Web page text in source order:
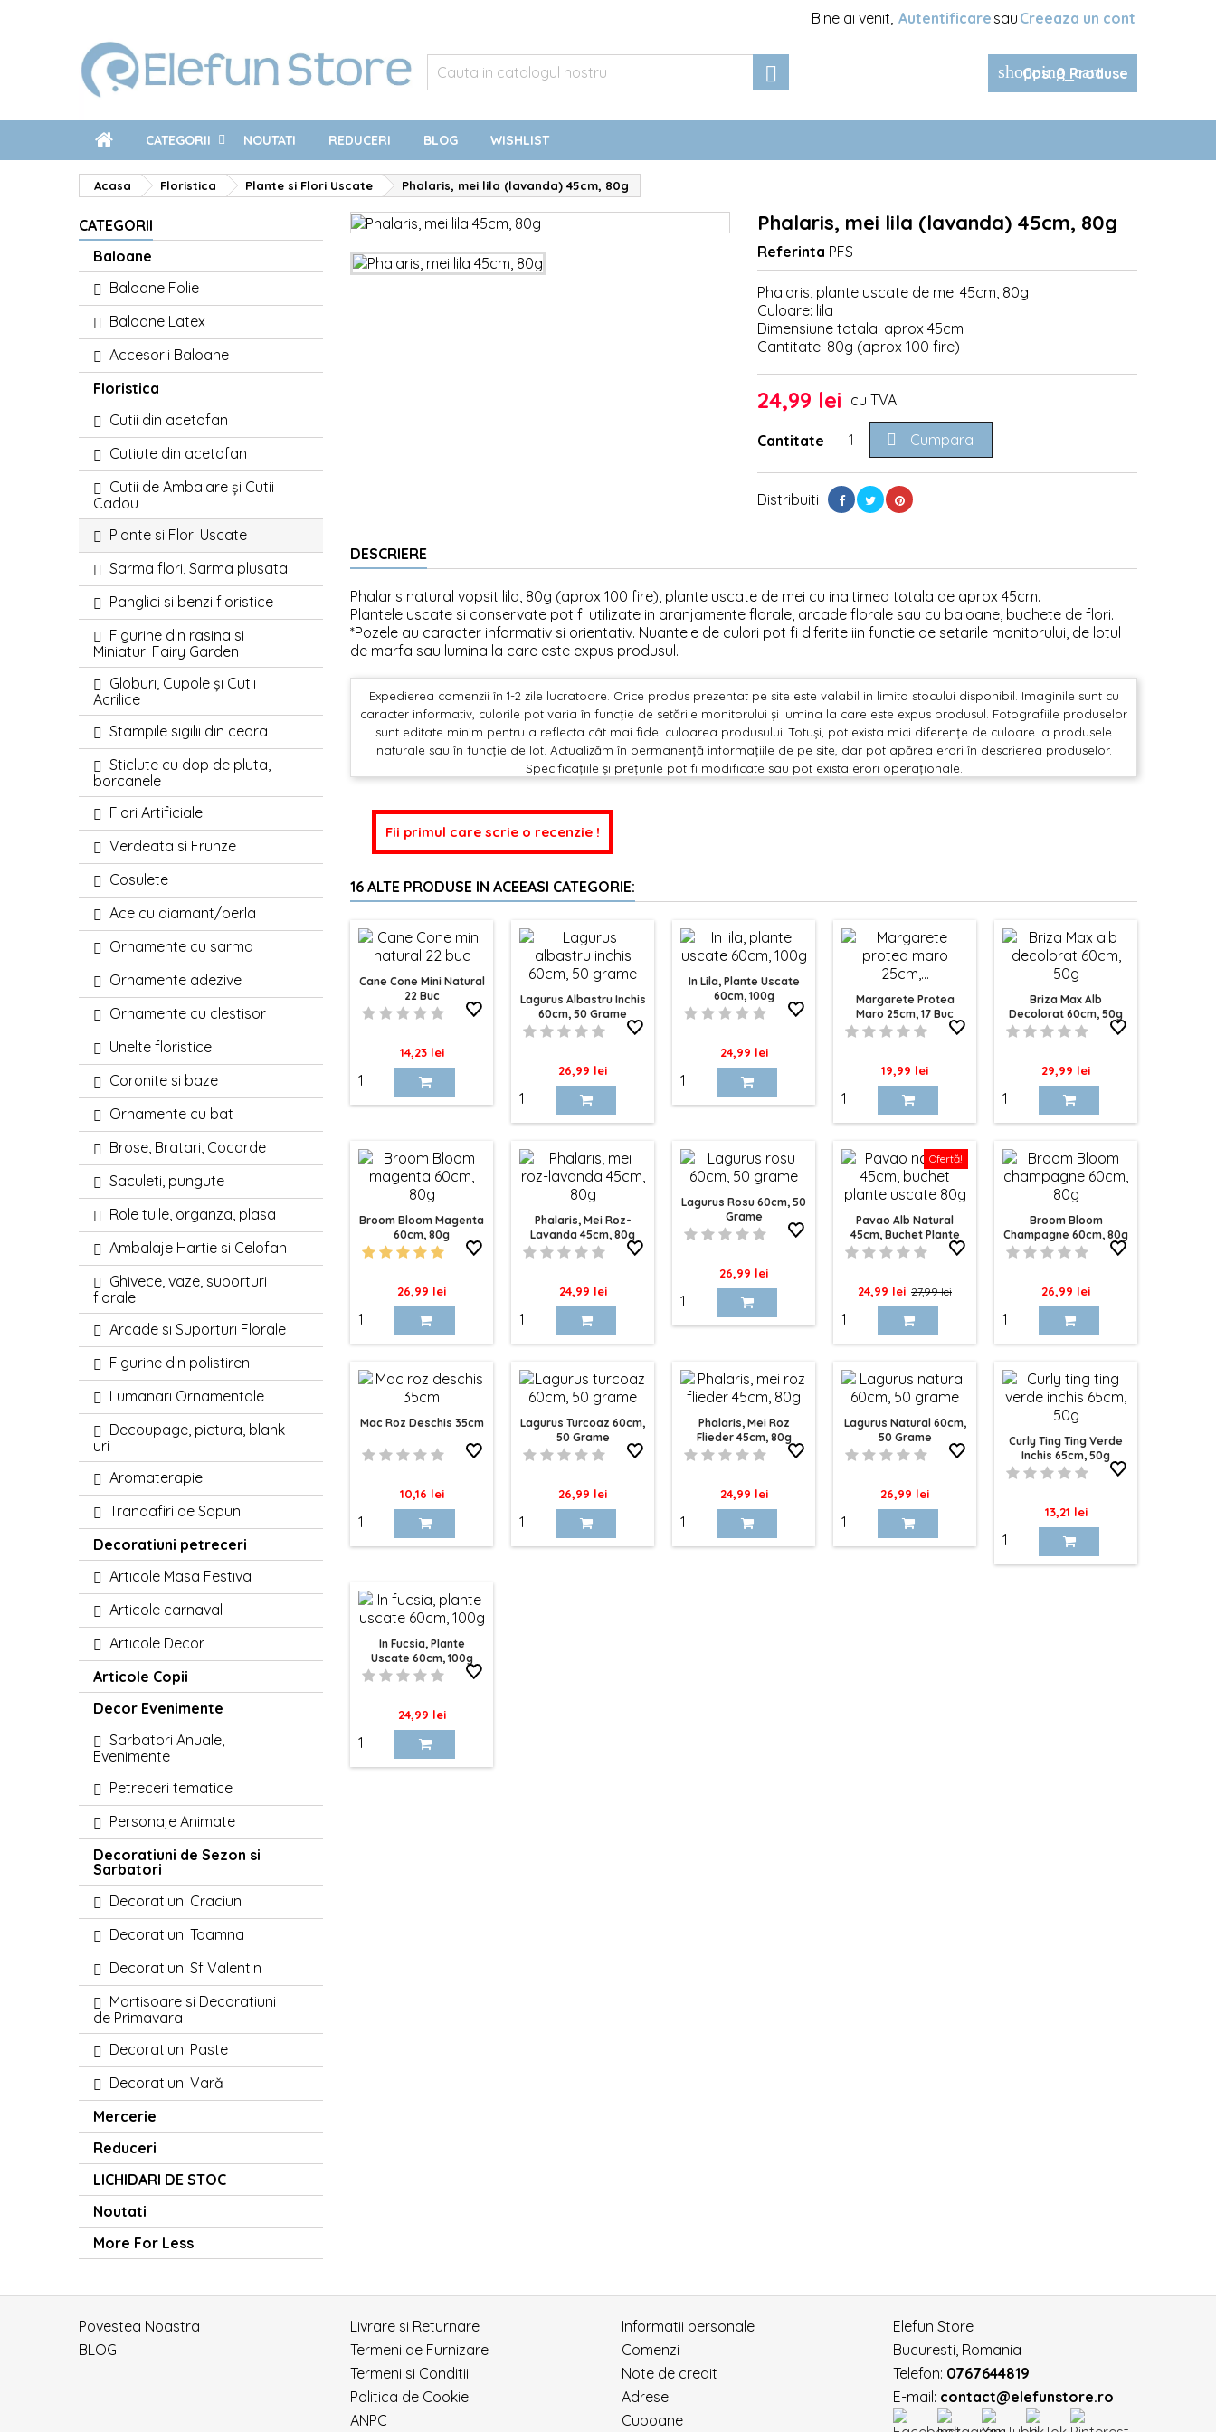
Bine ai venit, Autentificare sau Creeaza un cont
shopping_cart
Cos: 0 Produse

CATEGORII NOUTATI REDUCERI BLOG WISHLIST
Acasa Floristica Plante si Flori Uscate Phalaris, mei lila (lavanda) 45cm, 80g
CATEGORII
Baloane
Baloane Folie
Baloane Latex
Accesorii Baloane
Floristica
Cutii din acetofan
Cutiute din acetofan
Cutii de Ambalare și Cutii
Cadou
Plante si Flori Uscate
Sarma flori, Sarma plusata
Panglici si benzi floristice
Figurine din rasina si
Miniaturi Fairy Garden
Globuri, Cupole și Cutii
Acrilice
Stampile sigilii din ceara
Sticlute cu dop de pluta,
borcanele
Flori Artificiale
Verdeata si Frunze
Cosulete
Ace cu diamant/perla
Ornamente cu sarma
Ornamente adezive
Ornamente cu clestisor
Unelte floristice
Coronite si baze
Ornamente cu bat
Brose, Bratari, Cocarde
Saculeti, pungute
Role tulle, organza, plasa
Ambalaje Hartie si Celofan
Ghivece, vaze, suporturi
florale
Arcade si Suporturi Florale
Figurine din polistiren
Lumanari Ornamentale
Decoupage, pictura, blank-
uri
Aromaterapie
Trandafiri de Sapun
Decoratiuni petreceri
Articole Masa Festiva
Articole carnaval
Articole Decor
Articole Copii
Decor Evenimente
Sarbatori Anuale,
Evenimente
Petreceri tematice
Personaje Animate
Decoratiuni de Sezon si
Sarbatori
Decoratiuni Craciun
Decoratiuni Toamna
Decoratiuni Sf Valentin
Martisoare si Decoratiuni
de Primavara
Decoratiuni Paste
Decoratiuni Vară
Mercerie
Reduceri
LICHIDARI DE STOC
Noutati
More For Less
Phalaris, mei lila (lavanda) 45cm, 80g
Referinta PFS
Phalaris, plante uscate de mei 45cm, 80g
Culoare: lila
Dimensiune totala: aprox 45cm
Cantitate: 80g (aprox 100 fire)
24,99 lei cu TVA
Cantitate  Cumpara
Distribuiti
DESCRIERE
Phalaris natural vopsit lila, 80g (aprox 100 fire), plante uscate de mei cu inaltimea totala de aprox 45cm.
Plantele uscate si conservate pot fi utilizate in aranjamente florale, arcade florale sau cu baloane, buchete de flori.
*Pozele au caracter informativ si orientativ. Nuantele de culori pot fi diferite iin functie de setarile monitorului, de lotul
de marfa sau lumina la care este expus produsul.
Expedierea comenzii în 1-2 zile lucratoare. Orice produs prezentat pe site este valabil in limita stocului disponibil. Imaginile sunt cu
caracter informativ, culorile pot varia în funcție de setările monitorului și lumina la care este expus produsul. Fotografiile produselor
sunt editate minim pentru a reflecta cât mai fidel culoarea produsului. Totuși, pot exista mici diferențe de culoare la produsele
naturale sau în funcție de lot. Actualizăm în permanență informațiile de pe site, dar pot apărea erori în descrierea produselor.
Specificațiile și prețurile pot fi modificate sau pot exista erori operaționale.
Fii primul care scrie o recenzie !
16 ALTE PRODUSE IN ACEEASI CATEGORIE:
Cane Cone Mini Natural
22 Buc
Pret
14,23 lei
Lagurus Albastru Inchis
60cm, 50 Grame
Pret
26,99 lei
In Lila, Plante Uscate
60cm, 100g
Pret
24,99 lei
Margarete Protea
Maro 25cm, 17 Buc
Pret
19,99 lei
Briza Max Alb
Decolorat 60cm, 50g
Pret
29,99 lei
Broom Bloom Magenta
60cm, 80g
Pret
26,99 lei
Phalaris, Mei Roz-
Lavanda 45cm, 80g
Pret
24,99 lei
Lagurus Rosu 60cm, 50
Grame
Pret
26,99 lei
Ofertă!
Pavao Alb Natural
45cm, Buchet Plante
Uscate 80g
Pret
24,99 lei Pret
de
baza
27,99 lei
Broom Bloom
Champagne 60cm, 80g
Pret
26,99 lei
Mac Roz Deschis 35cm
Pret
10,16 lei
Lagurus Turcoaz 60cm,
50 Grame
Pret
26,99 lei
Phalaris, Mei Roz
Flieder 45cm, 80g
Pret
24,99 lei
Lagurus Natural 60cm,
50 Grame
Pret
26,99 lei
Curly Ting Ting Verde
Inchis 65cm, 50g
Pret
13,21 lei
In Fucsia, Plante
Uscate 60cm, 100g
Pret
24,99 lei
Povestea Noastra
BLOG
Livrare si Returnare
Termeni de Furnizare
Termeni si Conditii
Politica de Cookie
ANPC
Informatii personale
Comenzi
Note de credit
Adrese
Cupoane
Elefun Store
Bucuresti, Romania
Telefon: 0767644819
E-mail: contact@elefunstore.ro